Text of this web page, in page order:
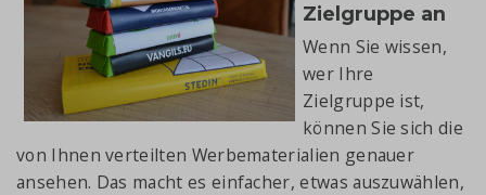
Zielgruppe an
Wenn Sie wissen,
wer Ihre
Zielgruppe ist,
können Sie sich die
von Ihnen verteilten Werbematerialien genauer
ansehen. Das macht es einfacher, etwas auszuwählen,